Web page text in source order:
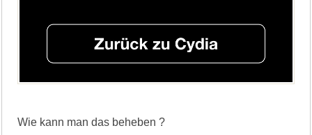
Wie kann man das beheben ?